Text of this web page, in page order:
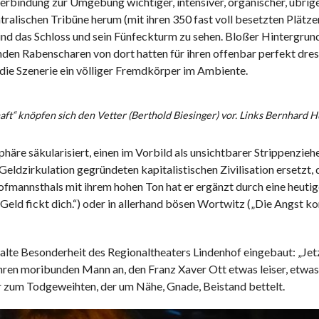
Tribüne herum (mit ihren 350 fast voll besetzten
das Schloss und sein Fünfeckturm zu sehen. Bloßer
Rabenscharen von dort hatten für ihren offenbar perfekt
Szenerie ein völliger Fremdkörper im Ambiente.
knöpfen sich den Vetter (Berthold Biesinger) vor. Links Bernhard
säkularisiert, einen im Vorbild als unsichtbarer
gegründeten kapitalistischen Zivilisation ersetzt,
mit ihrem hohen Ton hat er ergänzt durch eine
fickt dich.“) oder in allerhand bösen Wortwitz („Die Angst
Besonderheit des Regionaltheaters Lindenhof eingebaut:
moribunden Mann an, den Franz Xaver Ott etwas leiser,
Todgeweihten, der um Nähe, Gnade, Beistand bettelt.